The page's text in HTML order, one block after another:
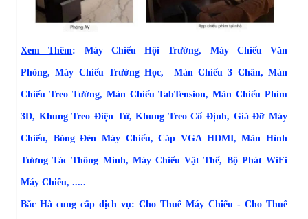
Xem Thêm: Máy Chiếu Hội Trường, Máy Chiếu Văn
Phòng,Máy Chiếu Trường Học, Màn Chiếu 3 Chân,Màn
Chiếu Treo Tường, Màn Chiếu TabTension,Màn Chiếu Phim
3D, Khung Treo Điện Tử,Khung Treo Cố Định, Giá Đỡ Máy
Chiếu, Bóng Đèn Máy Chiếu, Cáp VGA HDMI,Màn Hình
Tương Tác Thông Minh, Máy Chiếu Vật Thể, Bộ Phát WiFi
Máy Chiếu, .....
Bắc Hà cung cấp dịch vụ: Cho Thuê Máy Chiếu - Cho Thuê